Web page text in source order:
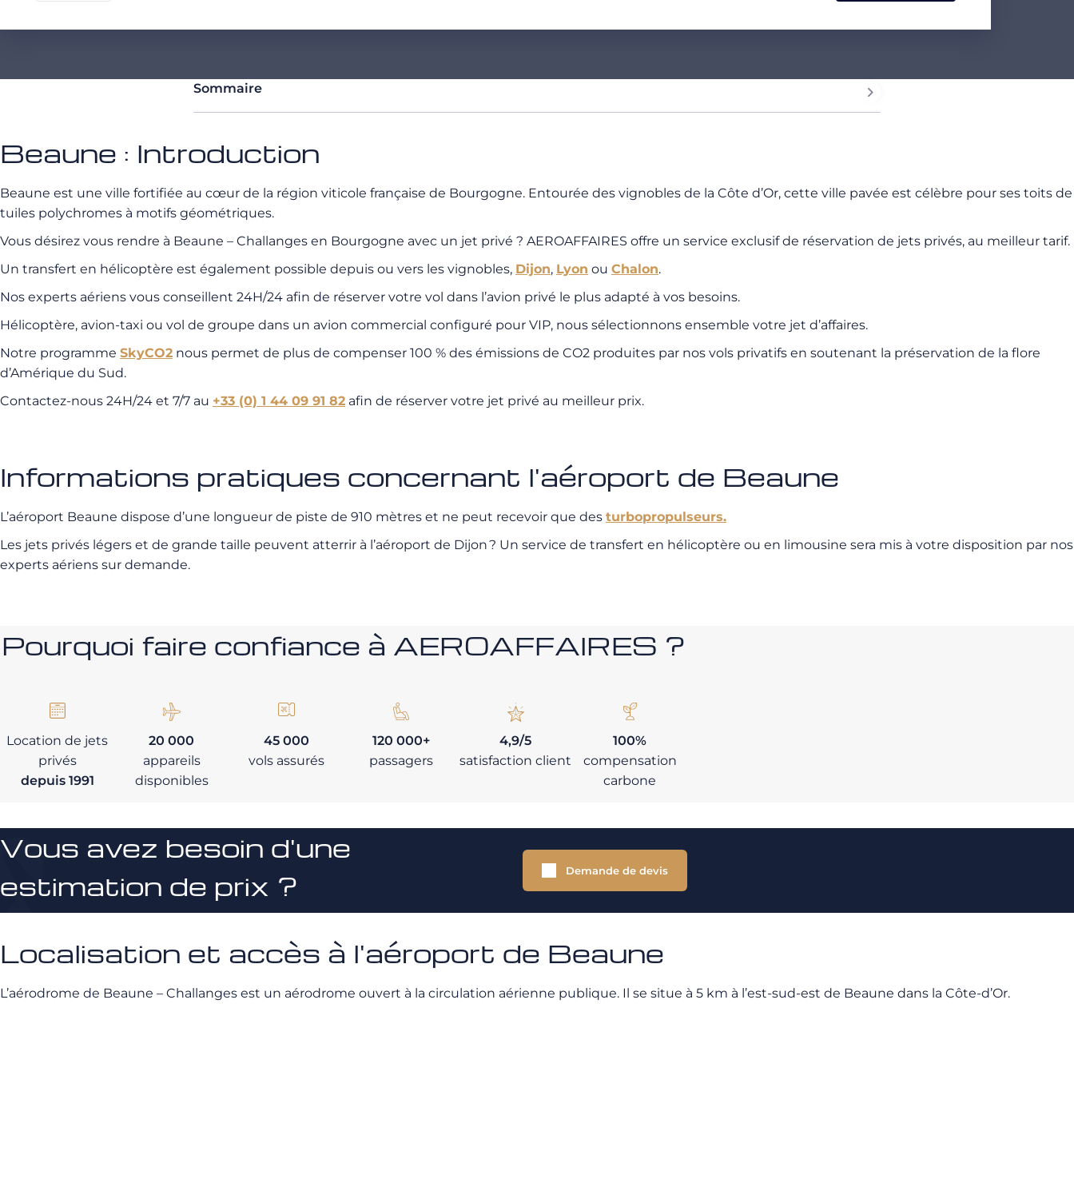
Sommaire
Beaune : Introduction
Beaune est une ville fortifiée au cœur de la région viticole française de Bourgogne. Entourée des vignobles de la Côte d’Or, cette ville pavée est célèbre pour ses toits de
tuiles polychromes à motifs géométriques.
Vous désirez vous rendre à Beaune – Challanges en Bourgogne avec un jet privé ? AEROAFFAIRES offre un service exclusif de réservation de jets privés, au meilleur tarif.
Un transfert en hélicoptère est également possible depuis ou vers les vignobles, Dijon, Lyon ou Chalon.
Nos experts aériens vous conseillent 24H/24 afin de réserver votre vol dans l’avion privé le plus adapté à vos besoins.
Hélicoptère, avion-taxi ou vol de groupe dans un avion commercial configuré pour VIP, nous sélectionnons ensemble votre jet d’affaires.
Notre programme SkyCO2 nous permet de plus de compenser 100 % des émissions de CO2 produites par nos vols privatifs en soutenant la préservation de la flore
d’Amérique du Sud.
Contactez-nous 24H/24 et 7/7 au +33 (0) 1 44 09 91 82 afin de réserver votre jet privé au meilleur prix.
Informations pratiques concernant l'aéroport de Beaune
L’aéroport Beaune dispose d’une longueur de piste de 910 mètres et ne peut recevoir que des turbopropulseurs.
Les jets privés légers et de grande taille peuvent atterrir à l’aéroport de Dijon ? Un service de transfert en hélicoptère ou en limousine sera mis à votre disposition par nos
experts aériens sur demande.
Pourquoi faire confiance à AEROAFFAIRES ?
Location de jets
privés
depuis 1991
20 000
appareils
disponibles
45 000
vols assurés
120 000+
passagers
4,9/5
satisfaction client
100%
compensation
carbone
Vous avez besoin d'une
estimation de prix ?
Demande de devis
Localisation et accès à l'aéroport de Beaune
L’aérodrome de Beaune – Challanges est un aérodrome ouvert à la circulation aérienne publique. Il se situe à 5 km à l’est-sud-est de Beaune dans la Côte-d’Or.